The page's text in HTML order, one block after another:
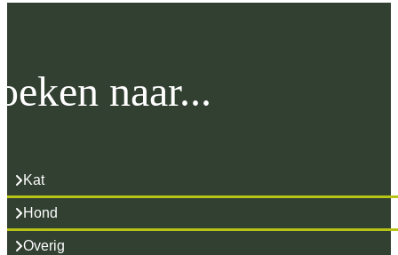
naar...
Kat
Hond
Overig